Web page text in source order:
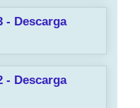
- Descarga
- Descarga